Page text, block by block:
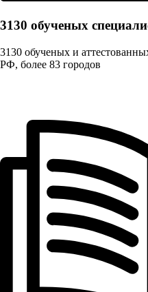
3130 обученых
3130 обученых и
РФ, более 83 городов